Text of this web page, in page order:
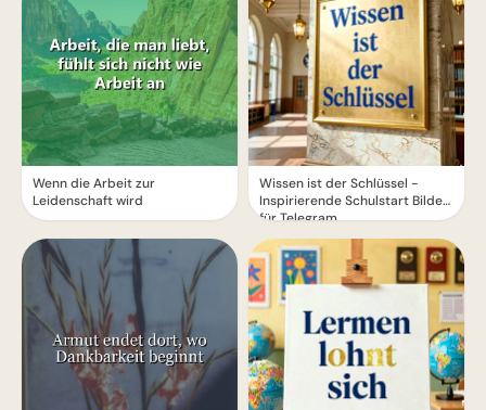
Wenn die Arbeit zur
Leidenschaft wird
Wissen ist der Schlüssel -
Inspirierende Schulstart Bilder
für Telegram